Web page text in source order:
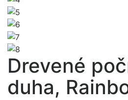
Drevené
duha,